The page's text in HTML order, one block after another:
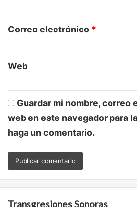
o
*
Correo electrónico *
Web
Guardar mi nombre, correo
web en este navegador para
haga un comentario.
Transgresiones Sonoras